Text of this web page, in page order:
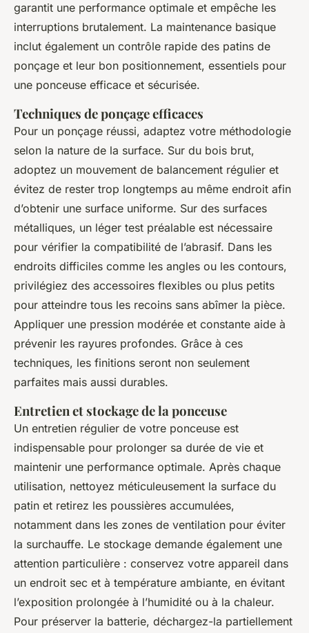
garantit une performance optimale et empêche les
interruptions brutalement. La maintenance basique
inclut également un contrôle rapide des patins de
ponçage et leur bon positionnement, essentiels pour
une ponceuse efficace et sécurisée.
Techniques de ponçage efficaces
Pour un ponçage réussi, adaptez votre méthodologie
selon la nature de la surface. Sur du bois brut,
adoptez un mouvement de balancement régulier et
évitez de rester trop longtemps au même endroit afin
d’obtenir une surface uniforme. Sur des surfaces
métalliques, un léger test préalable est nécessaire
pour vérifier la compatibilité de l’abrasif. Dans les
endroits difficiles comme les angles ou les contours,
privilégiez des accessoires flexibles ou plus petits
pour atteindre tous les recoins sans abîmer la pièce.
Appliquer une pression modérée et constante aide à
prévenir les rayures profondes. Grâce à ces
techniques, les finitions seront non seulement
parfaites mais aussi durables.
Entretien et stockage de la ponceuse
Un entretien régulier de votre ponceuse est
indispensable pour prolonger sa durée de vie et
maintenir une performance optimale. Après chaque
utilisation, nettoyez méticuleusement la surface du
patin et retirez les poussières accumulées,
notamment dans les zones de ventilation pour éviter
la surchauffe. Le stockage demande également une
attention particulière : conservez votre appareil dans
un endroit sec et à température ambiante, en évitant
l’exposition prolongée à l’humidité ou à la chaleur.
Pour préserver la batterie, déchargez-la partiellement